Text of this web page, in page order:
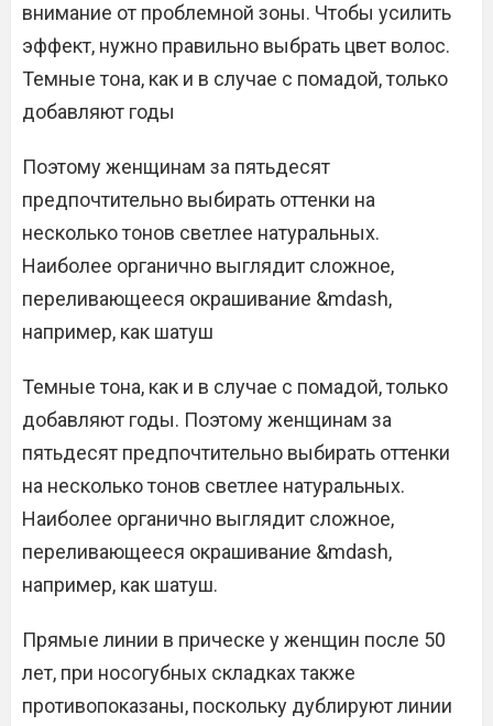
внимание от проблемной зоны. Чтобы усилить
эффект, нужно правильно выбрать цвет волос.
Темные тона, как и в случае с помадой, только
добавляют годы
Поэтому женщинам за пятьдесят
предпочтительно выбирать оттенки на
несколько тонов светлее натуральных.
Наиболее органично выглядит сложное,
переливающееся окрашивание &mdash,
например, как шатуш
Темные тона, как и в случае с помадой, только
добавляют годы. Поэтому женщинам за
пятьдесят предпочтительно выбирать оттенки
на несколько тонов светлее натуральных.
Наиболее органично выглядит сложное,
переливающееся окрашивание &mdash,
например, как шатуш.
Прямые линии в прическе у женщин после 50
лет, при носогубных складках также
противопоказаны, поскольку дублируют линии